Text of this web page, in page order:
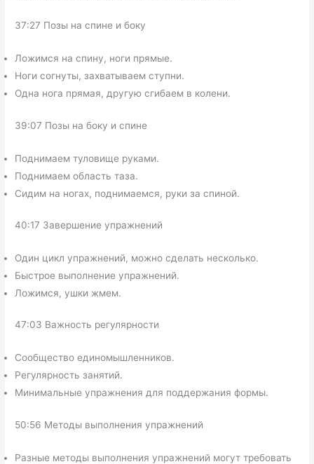
37:27 Позы на спине и боку
Ложимся на спину, ноги прямые.
Ноги согнуты, захватываем ступни.
Одна нога прямая, другую сгибаем в колени.
39:07 Позы на боку и спине
Поднимаем туловище руками.
Поднимаем область таза.
Сидим на ногах, поднимаемся, руки за спиной.
40:17 Завершение упражнений
Один цикл упражнений, можно сделать несколько.
Быстрое выполнение упражнений.
Ложимся, ушки жмем.
47:03 Важность регулярности
Сообщество единомышленников.
Регулярность занятий.
Минимальные упражнения для поддержания формы.
50:56 Методы выполнения упражнений
Разные методы выполнения упражнений могут требовать